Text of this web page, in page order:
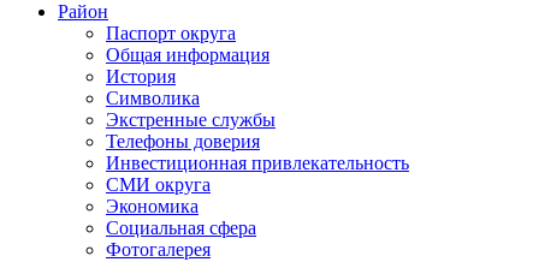
Район
Паспорт округа
Общая информация
История
Символика
Экстренные службы
Телефоны доверия
Инвестиционная привлекательность
СМИ округа
Экономика
Социальная сфера
Фотогалерея